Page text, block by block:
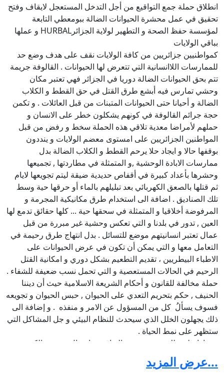
انطلاق حملة جمع التواقيع من أجل التدخل المستعجل لايقاف وفتح
تحقيق في عمل محشرة الحيوانات الضالة ببومعطي التابعة
لمؤسسة حفظ الصحة و التطهير لولاية الجزائرHURBAL و عملها
بباقي الولايات
كمواطنيين جزائريين من كافة الولايات نقف على هدف وضع حد
للممارسات اللاانسانية التي تتعرض لها الحيوانات . القالوفة جريمة
تتم بحق الحيوانات الضالة دوريا في الجزائر فهي تعتبر مكان
وحشي تمارس فيه أبشع طرق القتل في حق القطط و الكلاب
الضالة و أحيانا حتى الحيوانات المتبنات من قبل العائلات . و تكمن
حجة جرائم القالوفة في كونهم يشكلون خطر على الانسان و
حملهم لأمراضا معدية تلاقي هذه الحملة سخط و رفض من قبل
المواطنين الجزائريين على امستوى معضم الولايات و ينددون
بوقفها حالا و ايجاد حلا يرحم القطط و الكلاب الضالة بدل
ممارسات الابادة الوحشية ,و المتمثلة في مطاردتها , تجميعها
وحشرها بأعداد كبيرة في أقفاص حديدية ضيقة ليتم تجويعها لايام
ثم قتلها بالصعق الكهربائي بعد تبليلهم بالماء أو حرقها حية وسط
تلك الصناديق . اضافة الى استخدام طرق مكانيكية المجرمة و
المرفوضة أخلاقيا و المتمثلة في سحقها حية ... كلها حقائق تدمع لها
العين , تدور في بلدنا و التي تعكس وحشية غير مبررة من قبل
عمال تعتبر انسانيتهم موضع للتسائل . بدل انتهاج طرق رحيمة في
التعامل معها و التي يمكن أن تكون في عرض الحيوانات على
الاطباء البيطريين ، تقديم التطعيم بشكل دوري و امكانية القتل
الرحيم في الحالات المستعصية و التي تحمل نسب ضعيفة للشفاء .
حملة مخالفة للقانون و أحكام الشريعة الاسلامية حيث أن ديننا
الحنيف , حكم بتحريم التعدي على الحيوان , حبس الحيوان و تجويعه
فسوف يسألُ كل من المسؤول عن الامر و منفذه . و إضافة الى
ذلك يجهلون الخلل الذي سيحدث للنظام البيئي و جل المشاكل التي
ستظهر على نمط الحياة .
و بناءا على ذلك سنقوم بجمع التواقيع و ارسال عريضة الكترونية و
مكتوبة للجهات المختصة لايقاف القالوفة و فتح تحقيق مع مسؤولي
الحملة و ذلك باتخاذ اللازم قانونا ..
...عرض المزيد